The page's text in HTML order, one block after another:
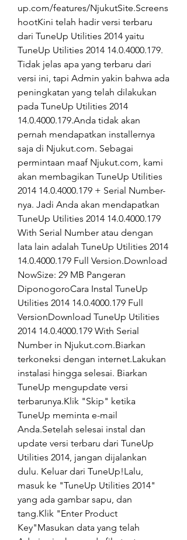
up.com/features/NjukutSite.Screens
hootKini telah hadir versi terbaru
dari TuneUp Utilities 2014 yaitu
TuneUp Utilities 2014 14.0.4000.179.
Tidak jelas apa yang terbaru dari
versi ini, tapi Admin yakin bahwa ada
peningkatan yang telah dilakukan
pada TuneUp Utilities 2014
14.0.4000.179.Anda tidak akan
pernah mendapatkan installernya
saja di Njukut.com. Sebagai
permintaan maaf Njukut.com, kami
akan membagikan TuneUp Utilities
2014 14.0.4000.179 + Serial Number-
nya. Jadi Anda akan mendapatkan
TuneUp Utilities 2014 14.0.4000.179
With Serial Number atau dengan
lata lain adalah TuneUp Utilities 2014
14.0.4000.179 Full Version.Download
NowSize: 29 MB Pangeran
DiponogoroCara Instal TuneUp
Utilities 2014 14.0.4000.179 Full
VersionDownload TuneUp Utilities
2014 14.0.4000.179 With Serial
Number in Njukut.com.Biarkan
terkoneksi dengan internet.Lakukan
instalasi hingga selesai. Biarkan
TuneUp mengupdate versi
terbarunya.Klik "Skip" ketika
TuneUp meminta e-mail
Anda.Setelah selesai instal dan
update versi terbaru dari TuneUp
Utilities 2014, jangan dijalankan
dulu. Keluar dari TuneUp!Lalu,
masuk ke "TuneUp Utilities 2014"
yang ada gambar sapu, dan
tang.Klik "Enter Product
Key"Masukan data yang telah